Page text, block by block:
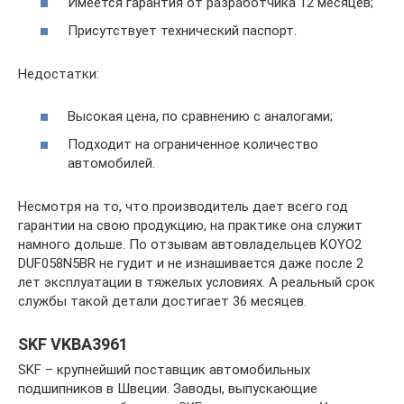
Присутствует технический паспорт.
Недостатки:
Высокая цена, по сравнению с аналогами;
Подходит на ограниченное количество
автомобилей.
Несмотря на то, что производитель дает всего год
гарантии на свою продукцию, на практике она служит
намного дольше. По отзывам автовладельцев KOYO2
DUF058N5BR не гудит и не изнашивается даже после 2
лет эксплуатации в тяжелых условиях. А реальный срок
службы такой детали достигает 36 месяцев.
SKF VKBA3961
SKF – крупнейший поставщик автомобильных
подшипников в Швеции. Заводы, выпускающие